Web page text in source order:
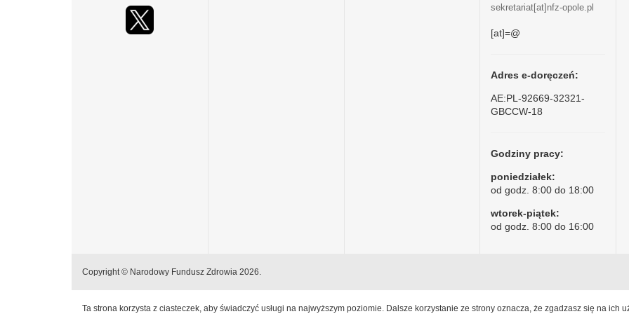
sekretariat[at]nfz-opole.pl
[at]=@
Adres e-doręczeń:
AE:PL-92669-32321-
GBCCW-18
Godziny pracy:
poniedziałek:
od godz. 8:00 do 18:00
wtorek-piątek:
od godz. 8:00 do 16:00
Copyright © Narodowy Fundusz Zdrowia 2026.
Ta strona korzysta z ciasteczek, aby świadczyć usługi na najwyższym poziomie. Dalsze korzystanie ze strony oznacza, że zgadzasz się na ich